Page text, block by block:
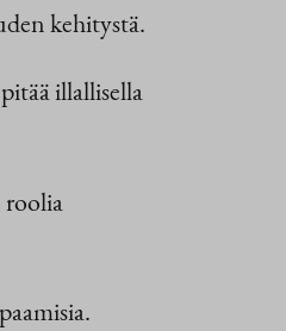
kehitystä.
illallisella
roolia